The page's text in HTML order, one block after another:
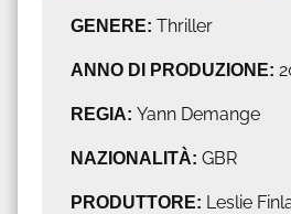
GENERE: Thriller
ANNO DI PRODUZIONE:
REGIA: Yann Demange
NAZIONALITÀ: GBR
PRODUTTORE: Leslie